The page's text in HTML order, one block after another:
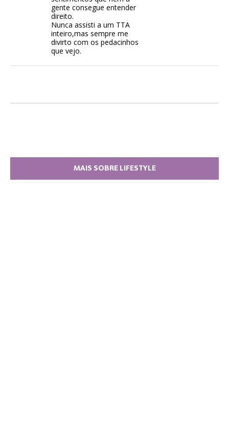
gente consegue entender
direito.
Nunca assisti a um TTA
inteiro,mas sempre me
divirto com os pedacinhos
que vejo.
MAIS SOBRE LIFESTYLE